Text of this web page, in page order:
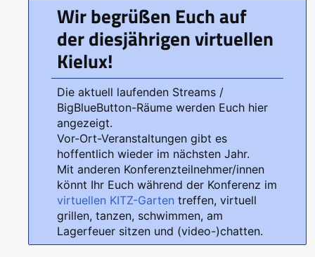
Wir begrüßen Euch auf
der diesjährigen virtuellen
Kielux!
Die aktuell laufenden Streams /
BigBlueButton-Räume werden Euch hier
angezeigt.
Vor-Ort-Veranstaltungen gibt es
hoffentlich wieder im nächsten Jahr.
Mit anderen Konferenzteilnehmer/innen
könnt Ihr Euch während der Konferenz im
virtuellen KITZ-Garten treffen, virtuell
grillen, tanzen, schwimmen, am
Lagerfeuer sitzen und (video-)chatten.